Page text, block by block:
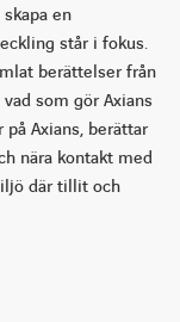
en
står i fokus.
berättelser från
som gör Axians
Axians, berättar
nära kontakt med
där tillit och